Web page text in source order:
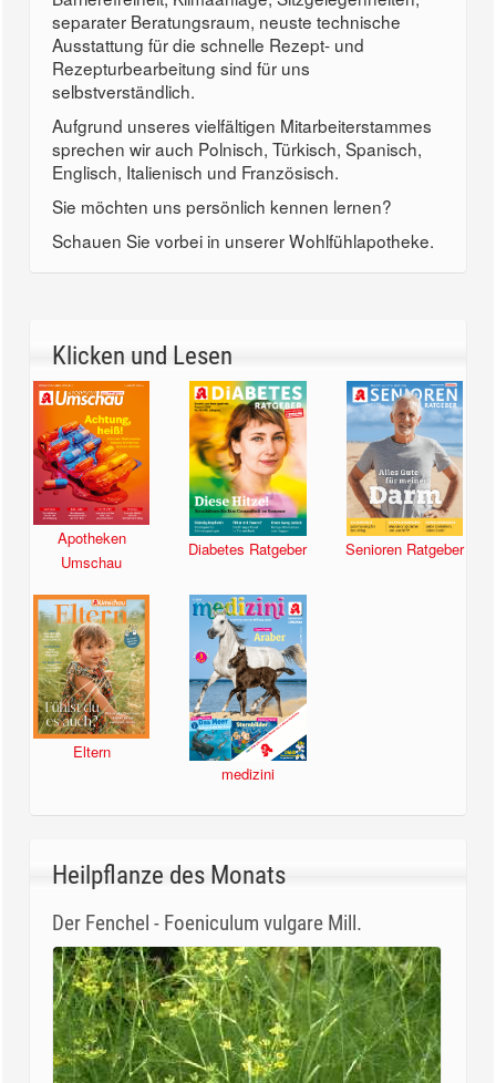
separater Beratungsraum, neuste technische
Ausstattung für die schnelle Rezept- und
Rezepturbearbeitung sind für uns
selbstverständlich.
Aufgrund unseres vielfältigen Mitarbeiterstammes
sprechen wir auch Polnisch, Türkisch, Spanisch,
Englisch, Italienisch und Französisch.
Sie möchten uns persönlich kennen lernen?
Schauen Sie vorbei in unserer Wohlfühlapotheke.
Klicken und Lesen
Apotheken
Umschau
Diabetes Ratgeber Senioren Ratgeber
Eltern
medizini
Heilpflanze des Monats
Der Fenchel - Foeniculum vulgare Mill.